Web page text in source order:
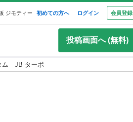
ジモティー 初めての方へ ログイン 会員登録
投稿画面へ (無料)
ム JB ターボ